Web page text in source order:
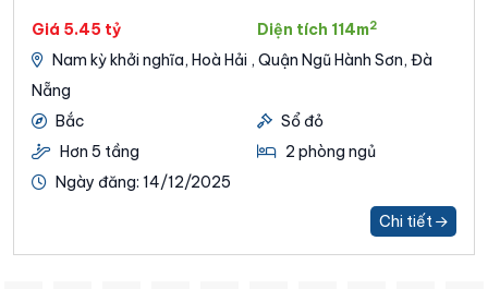
Giá 5.45 tỷ Diện tích 114m2
Nam kỳ khởi nghĩa, Hoà Hải , Quận Ngũ Hành Sơn, Đà
Nẵng
Bắc
Sổ đỏ
Hơn 5 tầng
2 phòng ngủ
Ngày đăng: 14/12/2025
Chi tiết